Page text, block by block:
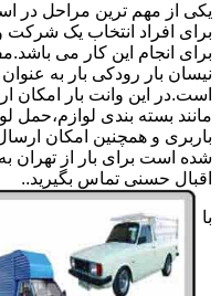
یکی از مهم ترین مراحل در
برای افراد انتخاب یک شرکت
برای انجام این کار می
نیسان بار رودکی بار به
است.در این وانت بار امکان
مانند بسته بندی لوازم،حمل
باربری و همچنین امکان
اقبال حسنی تماس بگیرید..
با